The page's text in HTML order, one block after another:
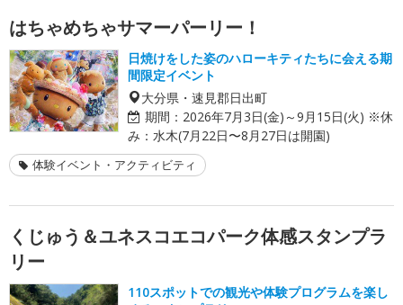
はちゃめちゃサマーパーリー！
日焼けをした姿のハローキティたちに会える期
間限定イベント
大分県・速見郡日出町
期間： 2026年7月3日(金)～9月15日(火) ※休
み：水木(7月22日〜8月27日は開園)
体験イベント・アクティビティ
くじゅう＆ユネスコエコパーク体感スタンプラ
リー
110スポットでの観光や体験プログラムを楽し